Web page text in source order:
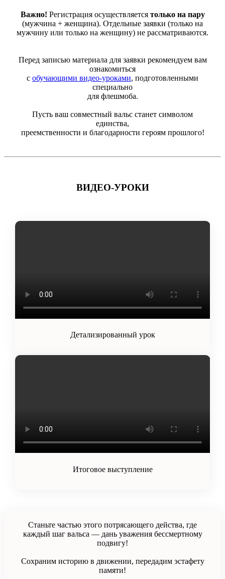
Важно! Регистрация осуществляется только на пару
(мужчина + женщина). Отдельные заявки (только на
мужчину или только на женщину) не рассматриваются.
Перед записью материала для заявки рекомендуем вам
ознакомиться
с обучающими видео-уроками, подготовленными
специально
для флешмоба.
Пусть ваш совместный вальс станет символом
единства,
преемственности и благодарности героям прошлого!
ВИДЕО-УРОКИ
Детализированный урок
Итоговое выступление
Станьте частью этого потрясающего действа, где
каждый шаг вальса — дань уважения бессмертному
подвигу!
Сохраним историю в движении, передадим эстафету
памяти!